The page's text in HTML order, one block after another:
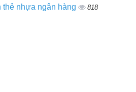
thẻ nhựa ngân hàng 818